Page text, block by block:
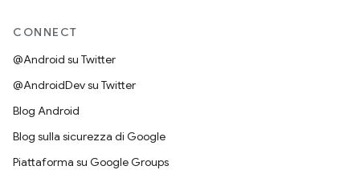
CONNECT
@Android su Twitter
@AndroidDev su Twitter
Blog Android
Blog sulla sicurezza di Google
Piattaforma su Google Groups